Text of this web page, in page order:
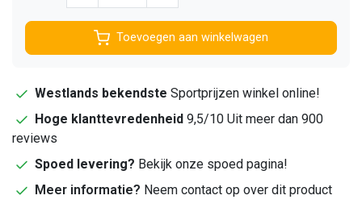
Toevoegen aan winkelwagen
Westlands bekendste Sportprijzen winkel online!
Hoge klanttevredenheid 9,5/10 Uit meer dan 900
reviews
Spoed levering? Bekijk onze spoed pagina!
Meer informatie? Neem contact op over dit product